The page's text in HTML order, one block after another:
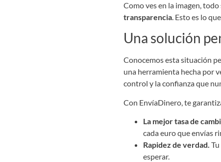
Como ves en la imagen,
transparencia. Esto es lo
Una solución
Conocemos esta situación
una herramienta hecha por
control y la confianza que
Con EnvíaDinero, te
La mejor tasa de
cada euro que envías
Rapidez de verdad.
esperar.